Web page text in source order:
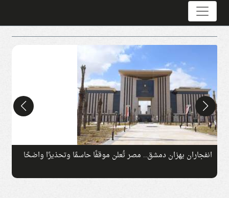
انفجاران يهزان دمشق.. مصر تُعلن موقفًا حاسمًا وتحذيرًا واضحًا